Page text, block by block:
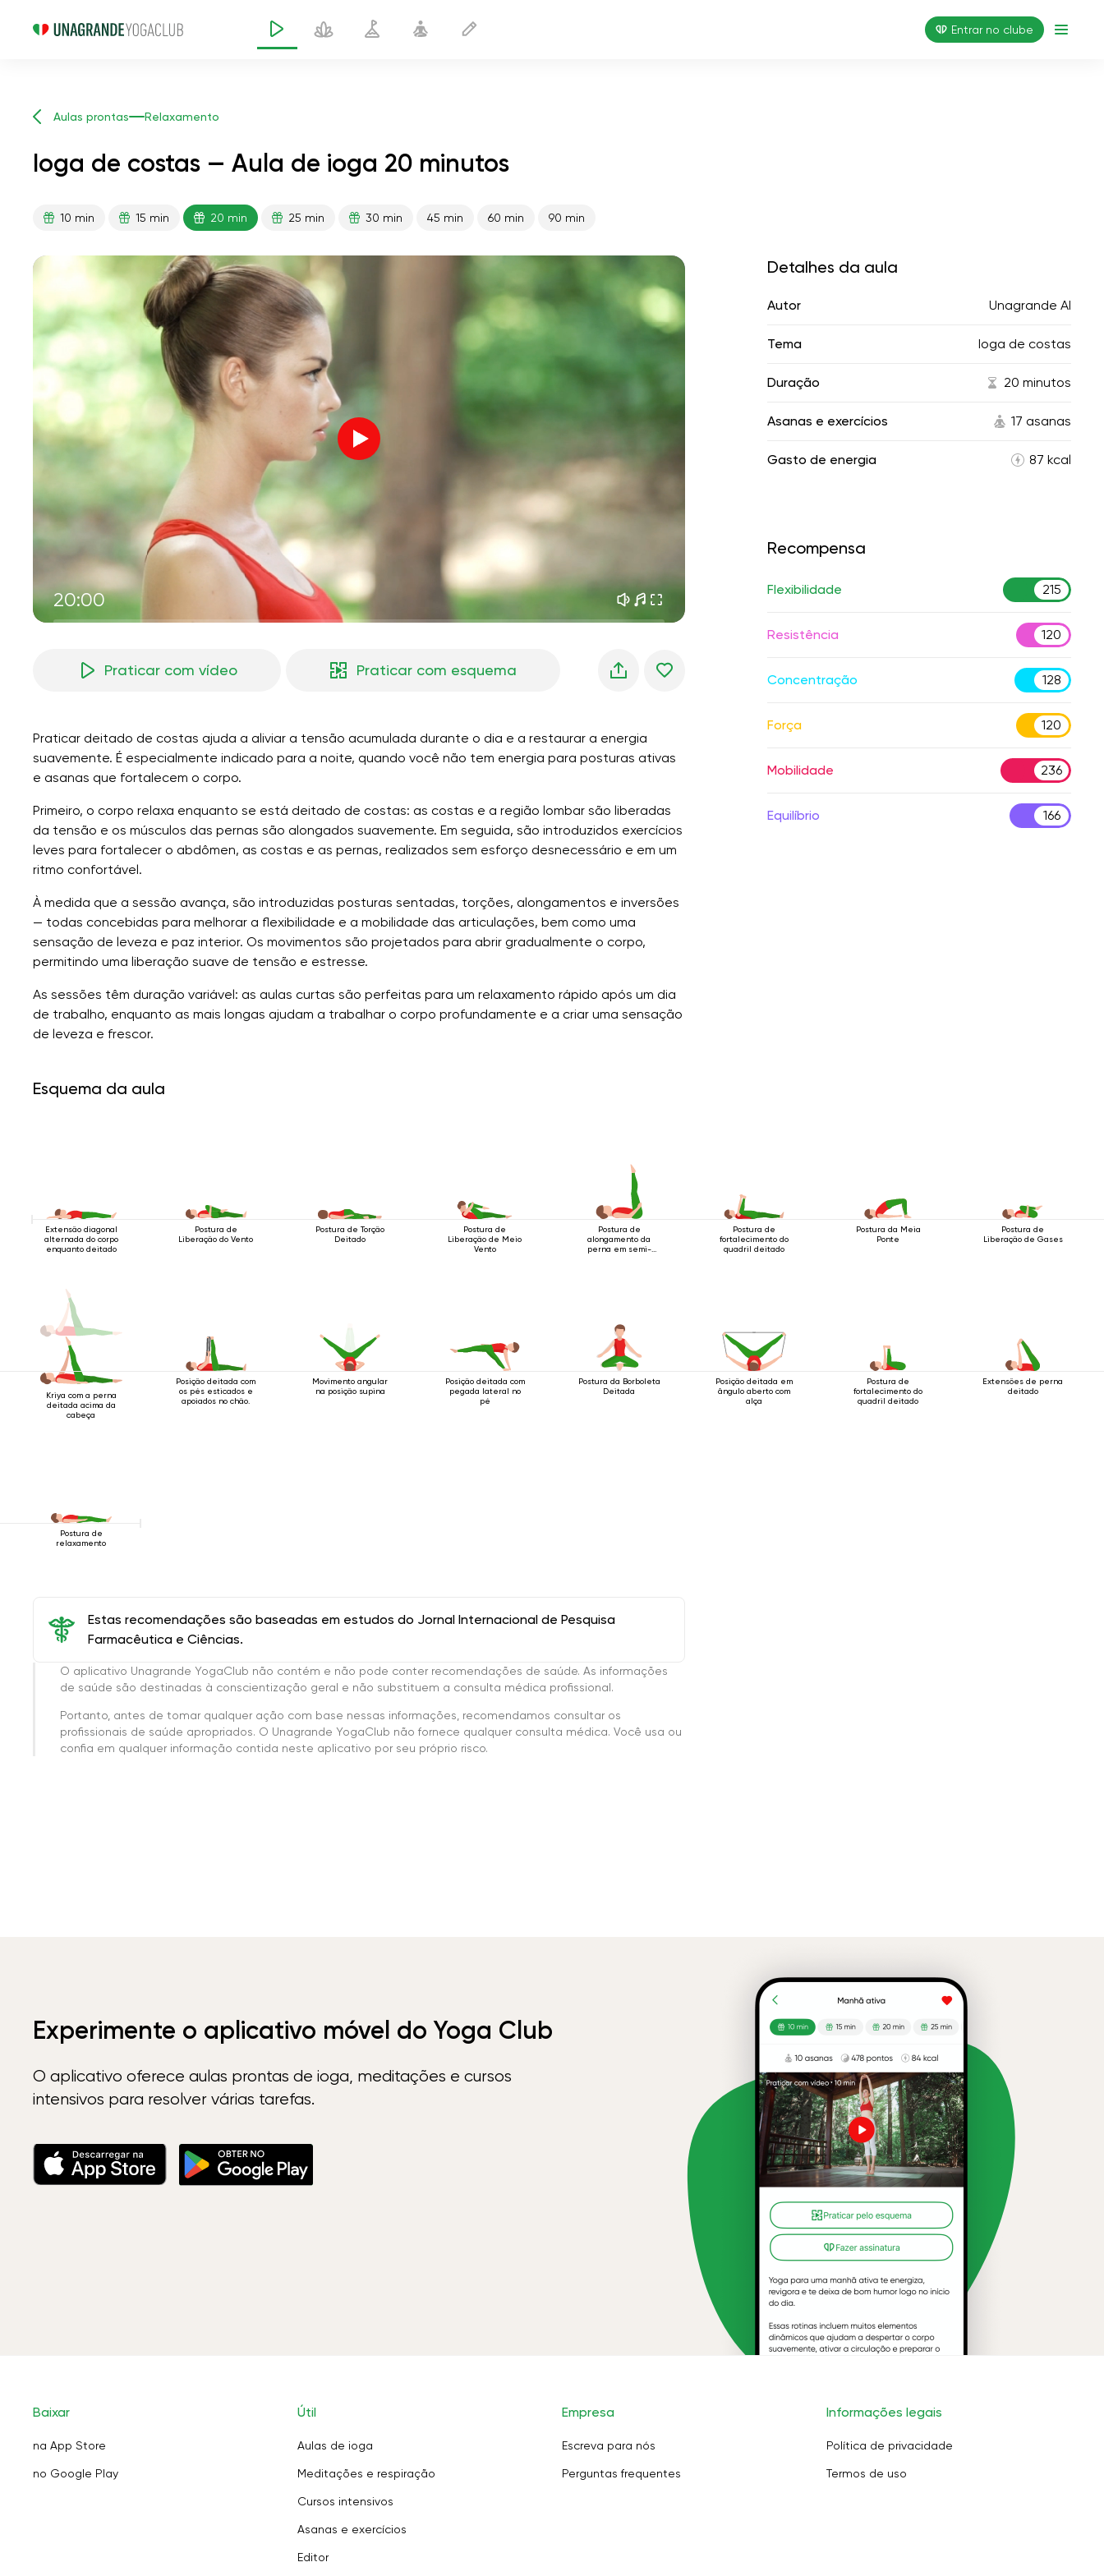
Entrar no clube
Aulas prontas Relaxamento
Ioga de costas — Aula de ioga 20 minutos
10 min 15 min 20 min 25 min 30 min 45 min 60 min 90 min
20:00
Música 02:00
silêncio da montanha
a voz do vento
floresta da primavera 02:00
Praticar com vídeo Praticar com esquema
Praticar deitado de costas ajuda a aliviar a tensão acumulada durante o dia e a restaurar a energia
suavemente. É especialmente indicado para a noite, quando você não tem energia para posturas ativas
e asanas que fortalecem o corpo.
Primeiro, o corpo relaxa enquanto se está deitado de costas: as costas e a região lombar são liberadas
da tensão e os músculos das pernas são alongados suavemente. Em seguida, são introduzidos exercícios
leves para fortalecer o abdômen, as costas e as pernas, realizados sem esforço desnecessário e em um
ritmo confortável.
À medida que a sessão avança, são introduzidas posturas sentadas, torções, alongamentos e inversões
— todas concebidas para melhorar a flexibilidade e a mobilidade das articulações, bem como uma
sensação de leveza e paz interior. Os movimentos são projetados para abrir gradualmente o corpo,
permitindo uma liberação suave de tensão e estresse.
As sessões têm duração variável: as aulas curtas são perfeitas para um relaxamento rápido após um dia
de trabalho, enquanto as mais longas ajudam a trabalhar o corpo profundamente e a criar uma sensação
de leveza e frescor.
Detalhes da aula
Autor Unagrande AI
Tema Ioga de costas
Duração 20 minutos
Asanas e exercícios 17 asanas
Gasto de energia 87 kcal
Recompensa
Flexibilidade 215
Resistência 120
Concentração 128
Força 120
Mobilidade 236
Equilíbrio 166
Esquema da aula
Extensão diagonal
alternada do corpo
enquanto deitado
Postura de
Liberação do Vento
Postura de Torção
Deitado
Postura de
Liberação de Meio
Vento
Postura de
alongamento da
perna em semi-
Postura de
fortalecimento do
quadril deitado
Postura da Meia
Ponte
Postura de
Liberação de Gases
Kriya com a perna
deitada acima da
cabeça
Posição deitada com
os pés esticados e
apoiados no chão.
Movimento angular
na posição supina
Posição deitada com
pegada lateral no
pé
Postura da Borboleta
Deitada
Posição deitada em
ângulo aberto com
alça
Postura de
fortalecimento do
quadril deitado
Extensões de perna
deitado
Postura de
relaxamento
Estas recomendações são baseadas em estudos do Jornal Internacional de Pesquisa
Farmacêutica e Ciências.
O aplicativo Unagrande YogaClub não contém e não pode conter recomendações de saúde. As informações
de saúde são destinadas à conscientização geral e não substituem a consulta médica profissional.
Portanto, antes de tomar qualquer ação com base nessas informações, recomendamos consultar os
profissionais de saúde apropriados. O Unagrande YogaClub não fornece qualquer consulta médica. Você usa ou
confia em qualquer informação contida neste aplicativo por seu próprio risco.
Experimente o aplicativo móvel do Yoga Club
O aplicativo oferece aulas prontas de ioga, meditações e cursos
intensivos para resolver várias tarefas.
Baixar
na App Store
no Google Play
Útil
Aulas de ioga
Meditações e respiração
Cursos intensivos
Asanas e exercícios
Editor
Empresa
Escreva para nós
Perguntas frequentes
Informações legais
Política de privacidade
Termos de uso